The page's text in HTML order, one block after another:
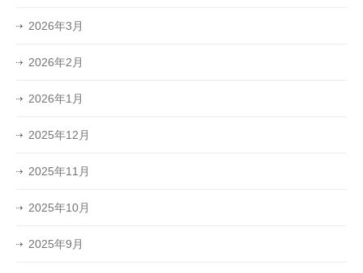
2026年3月
2026年2月
2026年1月
2025年12月
2025年11月
2025年10月
2025年9月